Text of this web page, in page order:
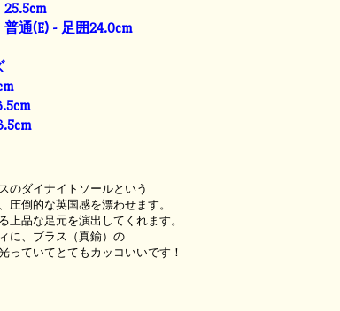
通(E) - 足囲24.0cm
のダイナイトソールという
圧倒的な英国感を漂わせます。
上品な足元を演出してくれます。
に、ブラス（真鍮）の
っていてとてもカッコいいです！